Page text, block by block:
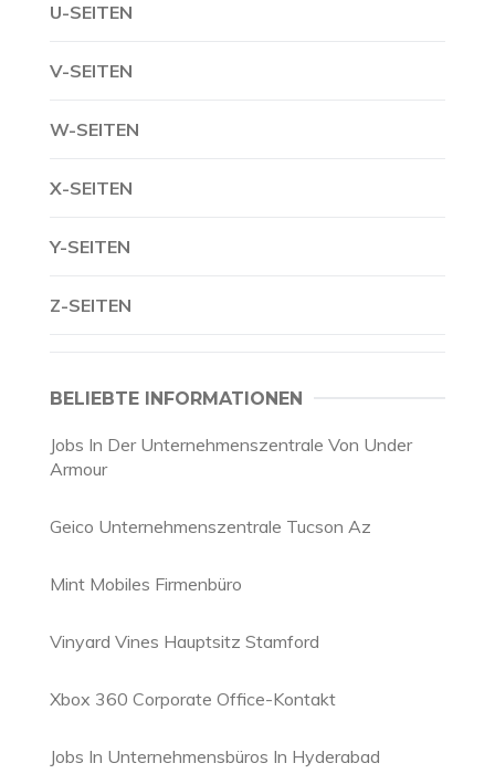
U-SEITEN
V-SEITEN
W-SEITEN
X-SEITEN
Y-SEITEN
Z-SEITEN
BELIEBTE INFORMATIONEN
Jobs In Der Unternehmenszentrale Von Under
Armour
Geico Unternehmenszentrale Tucson Az
Mint Mobiles Firmenbüro
Vinyard Vines Hauptsitz Stamford
Xbox 360 Corporate Office-Kontakt
Jobs In Unternehmensbüros In Hyderabad